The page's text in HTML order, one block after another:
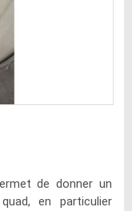
de donner un
en particulier